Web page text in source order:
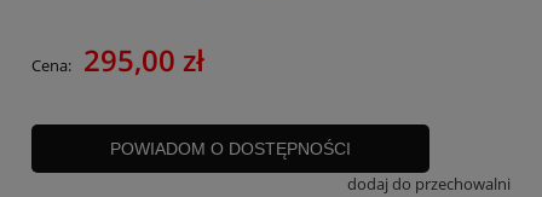
Cena: 295,00 zł
POWIADOM O DOSTĘPNOŚCI
dodaj do przechowalni